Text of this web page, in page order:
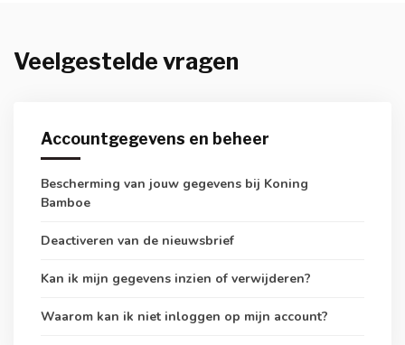
Veelgestelde vragen
Accountgegevens en beheer
Bescherming van jouw gegevens bij Koning
Bamboe
Deactiveren van de nieuwsbrief
Kan ik mijn gegevens inzien of verwijderen?
Waarom kan ik niet inloggen op mijn account?